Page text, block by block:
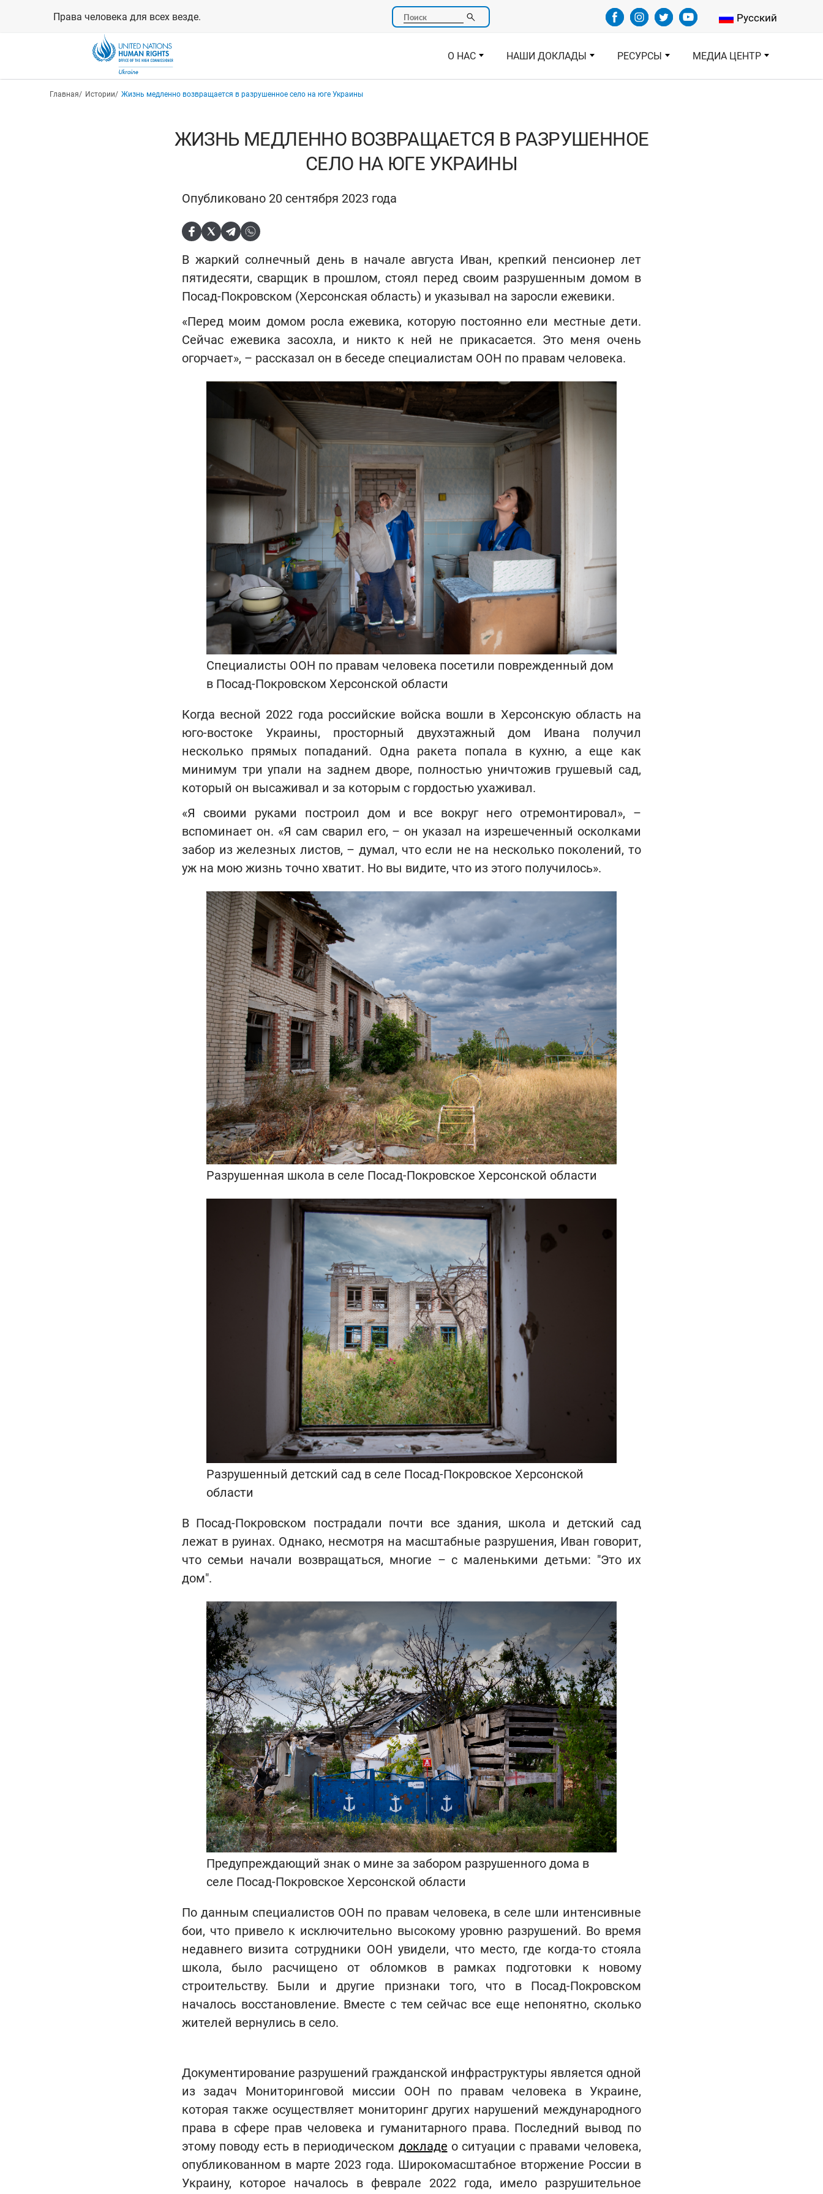
Права человека для всех везде. Поиск Select your
Русский
О НАС НАШИ ДОКЛАДЫ РЕСУРСЫ МЕДИА ЦЕНТР
Строка навигации
Главная Истории Жизнь медленно возвращается в разрушенное село на юге Украины
ЖИЗНЬ МЕДЛЕННО ВОЗВРАЩАЕТСЯ В РАЗРУШЕННОЕ
СЕЛО НА ЮГЕ УКРАИНЫ
Опубликовано 20 сентября 2023 года
В жаркий солнечный день в начале августа Иван, крепкий пенсионер лет
пятидесяти, сварщик в прошлом, стоял перед своим разрушенным домом в
Посад-Покровском (Херсонская область) и указывал на заросли ежевики.
«Перед моим домом росла ежевика, которую постоянно ели местные дети.
Сейчас ежевика засохла, и никто к ней не прикасается. Это меня очень
огорчает», – рассказал он в беседе специалистам ООН по правам человека.
Специалисты ООН по правам человека посетили поврежденный дом
в Посад-Покровском Херсонской области
Когда весной 2022 года российские войска вошли в Херсонскую область на
юго-востоке Украины, просторный двухэтажный дом Ивана получил
несколько прямых попаданий. Одна ракета попала в кухню, а еще как
минимум три упали на заднем дворе, полностью уничтожив грушевый сад,
который он высаживал и за которым с гордостью ухаживал.
«Я своими руками построил дом и все вокруг него отремонтировал», –
вспоминает он. «Я сам сварил его, – он указал на изрешеченный осколками
забор из железных листов, – думал, что если не на несколько поколений, то
уж на мою жизнь точно хватит. Но вы видите, что из этого получилось».
Разрушенная школа в селе Посад-Покровское Херсонской области
Разрушенный детский сад в селе Посад-Покровское Херсонской
области
В Посад-Покровском пострадали почти все здания, школа и детский сад
лежат в руинах. Однако, несмотря на масштабные разрушения, Иван говорит,
что семьи начали возвращаться, многие – с маленькими детьми: "Это их
дом".
Предупреждающий знак о мине за забором разрушенного дома в
селе Посад-Покровское Херсонской области
По данным специалистов ООН по правам человека, в селе шли интенсивные
бои, что привело к исключительно высокому уровню разрушений. Во время
недавнего визита сотрудники ООН увидели, что место, где когда-то стояла
школа, было расчищено от обломков в рамках подготовки к новому
строительству. Были и другие признаки того, что в Посад-Покровском
началось восстановление. Вместе с тем сейчас все еще непонятно, сколько
жителей вернулись в село.
Документирование разрушений гражданской инфраструктуры является одной
из задач Мониторинговой миссии ООН по правам человека в Украине,
которая также осуществляет мониторинг других нарушений международного
права в сфере прав человека и гуманитарного права. Последний вывод по
этому поводу есть в периодическом докладе о ситуации с правами человека,
опубликованном в марте 2023 года. Широкомасштабное вторжение России в
Украину, которое началось в феврале 2022 года, имело разрушительное